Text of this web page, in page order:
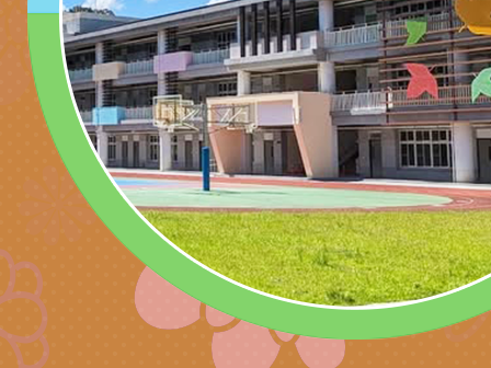
章
(星期六)下午2時至5
立臺灣科學教育館（
林區士商路189號）
理「115年度515國
導及系列座談活動」
檢送本市115學年度
術才能音樂班鑑定二
章
函轉本府新聞處115
安全宣導
檢送本府新聞處115
安全宣導
有關衛生福利部辦理
逆境少年家庭支持服
員專業輔導及效能精
北、中、南共3場次
轉知社團法人中華民
礙聯盟辦理「2026
少意見交流大會」簡
台灣遊戲治療學會
月至8月舉辦「空間
檢送行政院新聞傳